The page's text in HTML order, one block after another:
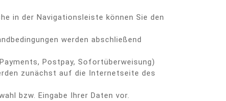
in der Navigationsleiste können Sie den
werden abschließend
Postpay, Sofortüberweisung)
zunächst auf die Internetseite des
bzw. Eingabe Ihrer Daten vor.